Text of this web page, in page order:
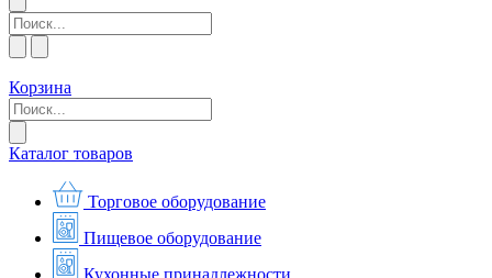
Корзина
Каталог товаров
Торговое оборудование
Пищевое оборудование
Кухонные принадлежности